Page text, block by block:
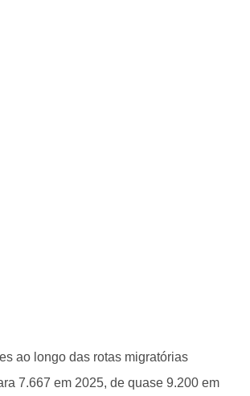
ao longo das rotas migratórias
7.667 em 2025, de quase 9.200 em